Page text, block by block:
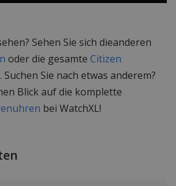
Sehen Sie sich dieanderen
oder die gesamte Citizen
Sie nach etwas anderem?
Blick auf die komplette
bei WatchXL!